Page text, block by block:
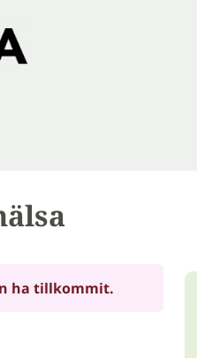
ha tillkommit.